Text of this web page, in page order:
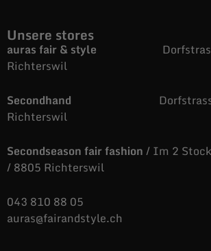
Unsere stores
auras fair & style Dorfstrasse
Richterswil
Secondhand
Richterswil
Secondseason fair fashion/ Im 2
/ 8805 Richterswil
043 810 88 05
auras@fairandstyle.ch